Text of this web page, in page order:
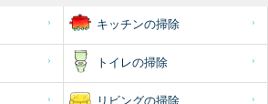
キッチンの掃除
トイレの掃除
リビングの掃除